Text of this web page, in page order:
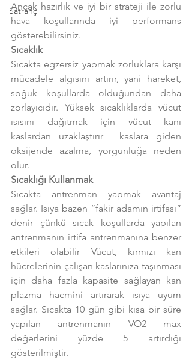
Satranç
Ancak hazırlık ve iyi bir strateji ile zorlu
hava koşullarında iyi performans
gösterebilirsiniz.
Sıcaklık
Sıcakta egzersiz yapmak zorluklara karşı
mücadele algısını artırır, yani hareket,
soğuk koşullarda olduğundan daha
zorlayıcıdır. Yüksek sıcaklıklarda vücut
ısısını dağıtmak için vücut kanı
kaslardan uzaklaştırır  kaslara giden
oksijende azalma, yorgunluğa neden
olur.
Sıcaklığı Kullanmak
Sıcakta antrenman yapmak avantaj
sağlar. Isıya bazen “fakir adamın irtifası”
denir çünkü sıcak koşullarda yapılan
antrenmanın irtifa antrenmanına benzer
etkileri olabilir Vücut, kırmızı kan
hücrelerinin çalışan kaslarınıza taşınması
için daha fazla kapasite sağlayan kan
plazma hacmini artırarak ısıya uyum
sağlar. Sıcakta 10 gün gibi kısa bir süre
yapılan antrenmanın VO2 max
değerlerini yüzde 5 artırdığı
gösterilmiştir.